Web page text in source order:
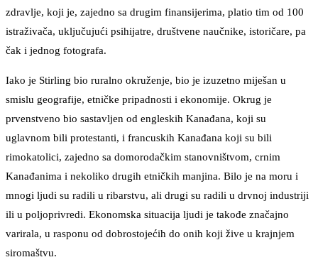
zdravlje, koji je, zajedno sa drugim finansijerima, platio tim od 100
istraživača, uključujući psihijatre, društvene naučnike, istoričare, pa
čak i jednog fotografa.
Iako je Stirling bio ruralno okruženje, bio je izuzetno miješan u
smislu geografije, etničke pripadnosti i ekonomije. Okrug je
prvenstveno bio sastavljen od engleskih Kanađana, koji su
uglavnom bili protestanti, i francuskih Kanađana koji su bili
rimokatolici, zajedno sa domorodačkim stanovništvom, crnim
Kanađanima i nekoliko drugih etničkih manjina. Bilo je na moru i
mnogi ljudi su radili u ribarstvu, ali drugi su radili u drvnoj industriji
ili u poljoprivredi. Ekonomska situacija ljudi je takođe značajno
varirala, u rasponu od dobrostojećih do onih koji žive u krajnjem
siromaštvu.